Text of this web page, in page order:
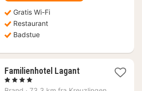
Gratis Wi-Fi
Restaurant
Badstue
Familienhotel Lagant1
fra
, 4 Stjerner